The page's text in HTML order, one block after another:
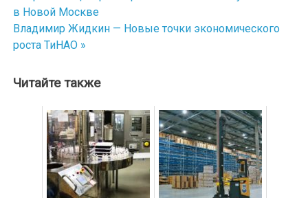
по
записям
в Новой Москве
Владимир Жидкин — Новые точки экономического
роста ТиНАО »
Читайте также